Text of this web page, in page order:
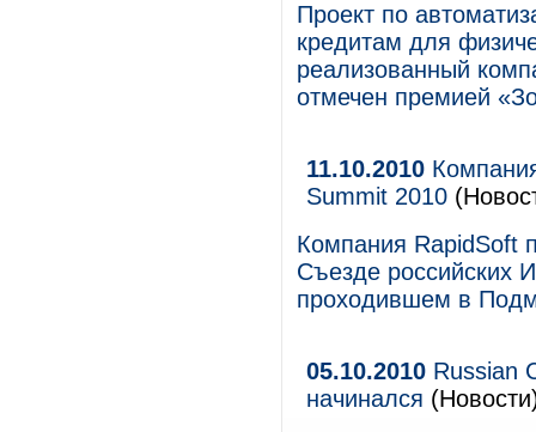
Проект по
кредитам для
реализованный
отмечен премией
11.10.2010
Summit 2010
Компания RapidSoft
Съезде российских
проходившем в
05.10.2010 Russian
начинался